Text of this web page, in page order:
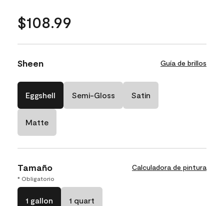
$108.99
Sheen Guía de brillos
Eggshell Semi-Gloss Satin
Matte
Tamaño Calculadora de pintura
* Obligatorio
1 gallon 1 quart